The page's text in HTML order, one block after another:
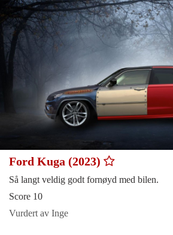
Ford Kuga (2023)
Så langt veldig godt fornøyd med bilen.
Score 10
Vurdert av Inge